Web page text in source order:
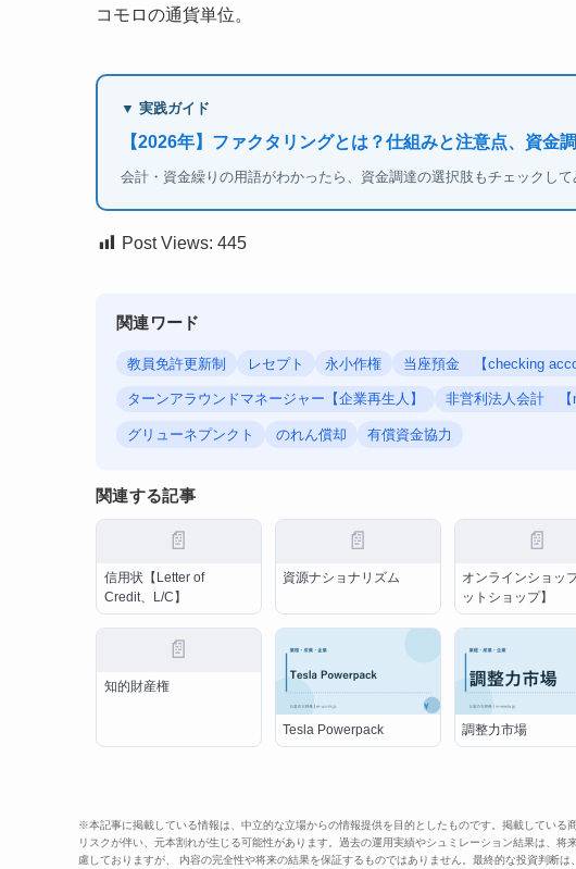
コモロの通貨単位。
▼ 実践ガイド
【2026年】ファクタリングとは？仕組みと注意点、資金
会計・資金繰りの用語がわかったら、資金調達の選択肢もチェックして
Post Views: 445
関連ワード
教員免許更新制 レセプト 永小作権 当座預金 【checking
ターンアラウンドマネージャー【企業再生人】 非営利法人会計 【
グリューネプンクト のれん償却 有償資金協力
関連する記事
📄
信用状【Letter of
Credit、L/C】
📄
資源ナショナリズム
📄
オンラインショッ
ットショップ】
📄
知的財産権
Tesla Powerpack 調整力市場
※本記事に掲載している情報は、中立的な立場からの情報提供を目的としたものです。掲載してい
リスクが伴い、元本割れが生じる可能性があります。過去の運用実績やシュミレーション結果は、
慮しておりますが、 内容の完全性や将来の結果を保証するものではありません。最終的な投資判断